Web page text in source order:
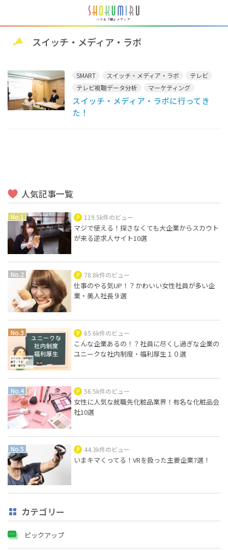
スイッチ・メディア・ラボ
SMART スイッチ・メディア・ラボ
テレビ
テレビ視聴データ分析
マーケティング
スイッチ・メディア・ラボに行ってき
た！
人気記事一覧
119.5k件のビュー
マジで使える！探さなくても大企業からスカウト
が来る逆求人サイト10選
78.8k件のビュー
仕事のやる気UP！？かわいい女性社員が多い企
業・美人社長９選
65.6k件のビュー
こんな企業あるの！？社員に尽くし過ぎな企業の
ユニークな社内制度・福利厚生１０選
56.5k件のビュー
女性に人気な就職先化粧品業界！有名な化粧品会
社10選
44.3k件のビュー
いまキマくってる！VRを扱った主要企業7選！
カテゴリー
ピックアップ